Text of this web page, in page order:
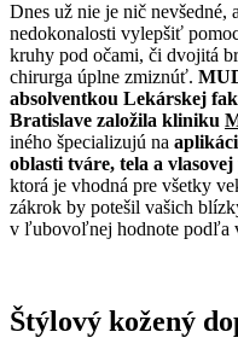
Dnes už nie je nič nevšedné,
nedokonalosti vylepšiť
kruhy pod očami, či dvojitá
chirurga úplne zmiznúť.
absolventkou Lekárskej
Bratislave založila kliniku
iného špecializujú na
oblasti tváre, tela a
ktorá je vhodná pre všetky
zákrok by potešil vašich
v ľubovoľnej hodnote podľa
Štýlový kožený